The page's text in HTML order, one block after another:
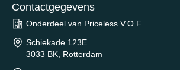
Contactgegevens
Onderdeel van Priceless V.O.F.
Schiekade 123E
3033 BK, Rotterdam